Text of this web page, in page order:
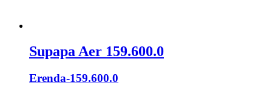
Supapa Aer 159.600.0
Erenda-159.600.0